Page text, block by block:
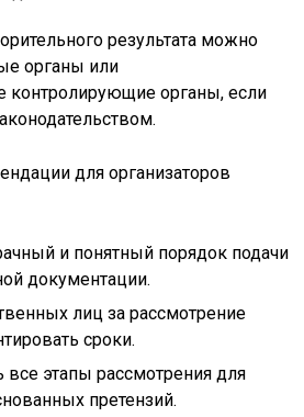
результата можно
органы или
контролирующие органы, если
для организаторов
и понятный порядок подачи
документации.
лиц за рассмотрение
сроки.
этапы рассмотрения для
претензий.